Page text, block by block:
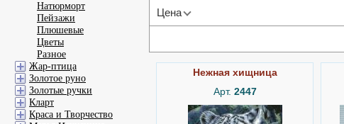
Цена
Нежная хищница
Арт. 2447
Натюрморт
Пейзажи
Плюшевые
Цветы
Разное
Жар-птица
Золотое руно
Золотые ручки
Кларт
Краса и Творчество